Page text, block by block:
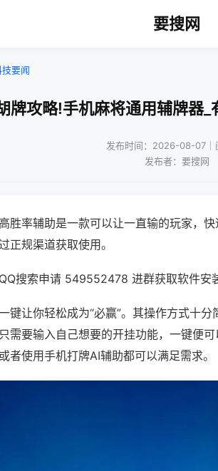
要搜网
技要闻
牌攻略!手机麻将通用辅牌器
发布时间：2026-08-07｜
发布者：要搜网
胜率辅助是一款可以让一直输的玩家，
正规渠道获取使用。
搜索申请 549552478 进群获取软件安
键让你轻松成为“必赢”。其操作方式十
需要输入自己想要的开挂功能，一键便
者使用手机打牌AI辅助都可以满足需求。